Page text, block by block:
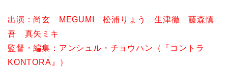
出演：尚玄 MEGUMI 松浦りょう 生津徹 藤森慎
吾 真矢ミキ
監督・編集：アンシュル・チョウハン（『コントラ
KONTORA』）